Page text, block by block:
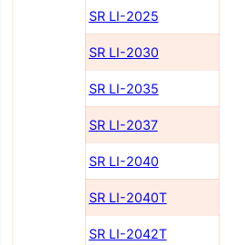
SR LI-2025
SR LI-2030
SR LI-2035
SR LI-2037
SR LI-2040
SR LI-2040Т
SR LI-2042Т